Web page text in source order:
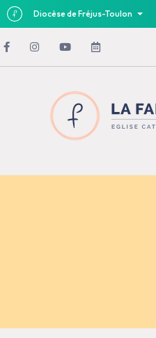
Diocèse de Fréjus-Toulon